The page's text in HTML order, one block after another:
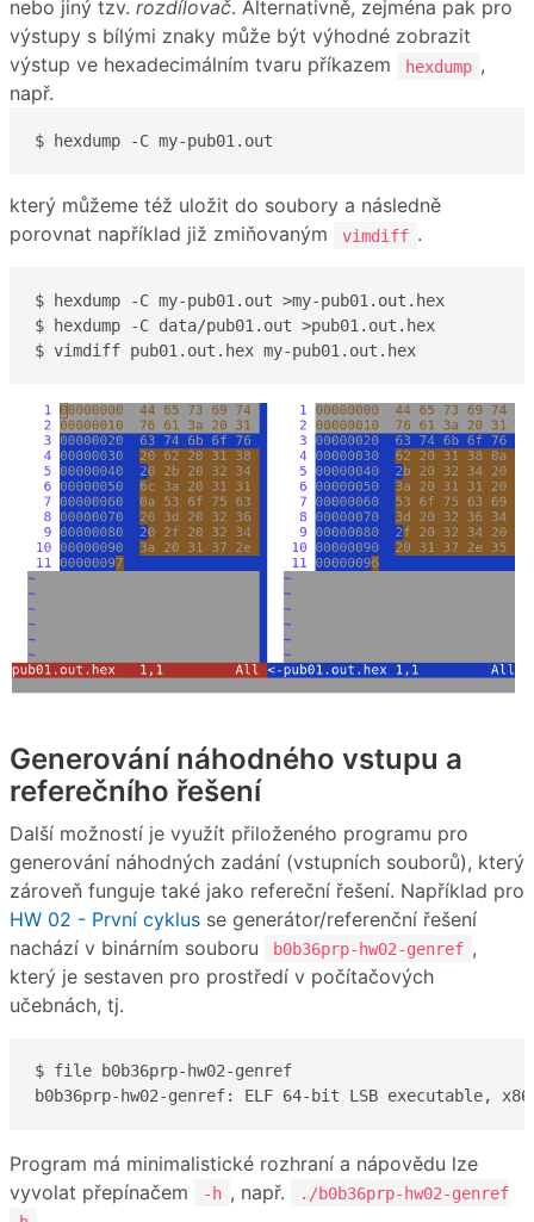
nebo jiný tzv. rozdílovač. Alternativně, zejména pak pro
výstupy s bílými znaky může být výhodné zobrazit
výstup ve hexadecimálním tvaru příkazem
hexdump ,
např.
$ hexdump -C my-pub01.out
který můžeme též uložit do soubory a následně
porovnat například již zmiňovaným
vimdiff .
$ hexdump -C my-pub01.out >my-pub01.out.hex
$ hexdump -C data/pub01.out >pub01.out.hex
$ vimdiff pub01.out.hex my-pub01.out.hex
Generování náhodného vstupu a
referečního řešení
Další možností je využít přiloženého programu pro
generování náhodných zadání (vstupních souborů), který
zároveň funguje také jako refereční řešení. Například pro
HW 02 - První cyklus se generátor/referenční řešení
nachází v binárním souboru
b0b36prp-hw02-genref ,
který je sestaven pro prostředí v počítačových
učebnách, tj.
$ file b0b36prp-hw02-genref
b0b36prp-hw02-genref: ELF 64-bit LSB
Program má minimalistické rozhraní a nápovědu lze
vyvolat přepínačem
-h , např.
./b0b36prp-hw02-genref